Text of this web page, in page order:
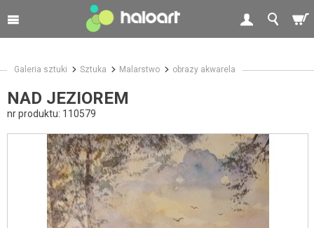
Galeria sztuki Sztuka Malarstwo obrazy akwarela
NAD JEZIOREM
nr produktu: 110579